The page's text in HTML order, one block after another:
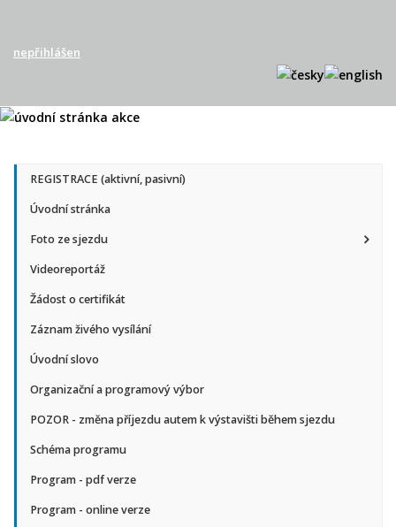
nepřihlášen
REGISTRACE (aktivní, pasivní)
Úvodní stránka
Foto ze sjezdu
Videoreportáž
Žádost o certifikát
Záznam živého vysílání
Úvodní slovo
Organizační a programový výbor
POZOR - změna příjezdu autem k výstavišti během sjezdu
Schéma programu
Program - pdf verze
Program - online verze